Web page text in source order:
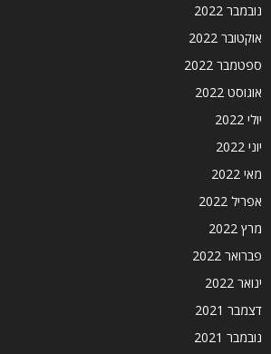
נובמבר 2022
אוקטובר 2022
ספטמבר 2022
אוגוסט 2022
יולי 2022
יוני 2022
מאי 2022
אפריל 2022
מרץ 2022
פברואר 2022
ינואר 2022
דצמבר 2021
נובמבר 2021